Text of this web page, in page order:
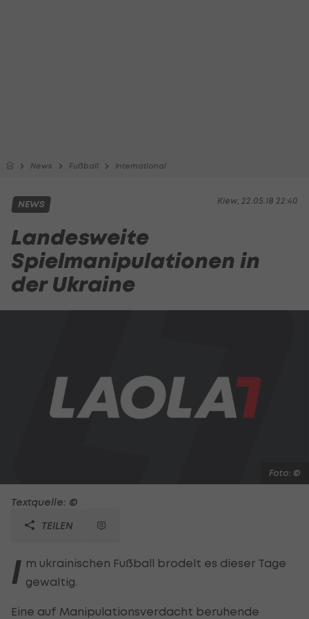
News Fußball International
Kiew, 22.05.18 22:40
NEWS
Landesweite
Spielmanipulationen in
der Ukraine
Foto: ©
Textquelle: ©
TEILEN
I m ukrainischen Fußball brodelt es dieser Tage
gewaltig.
Eine auf Manipulationsverdacht beruhende